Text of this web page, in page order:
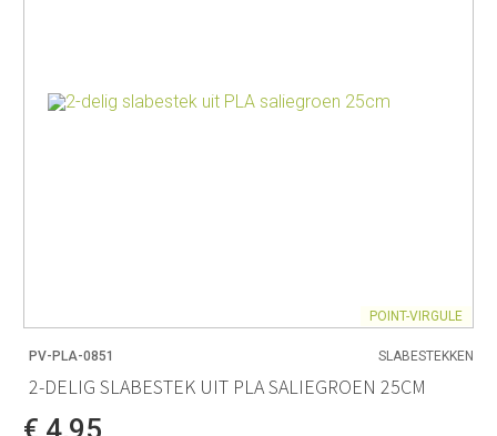
POINT-VIRGULE
PV-PLA-0851 SLABESTEKKEN
2-DELIG SLABESTEK UIT PLA SALIEGROEN 25CM